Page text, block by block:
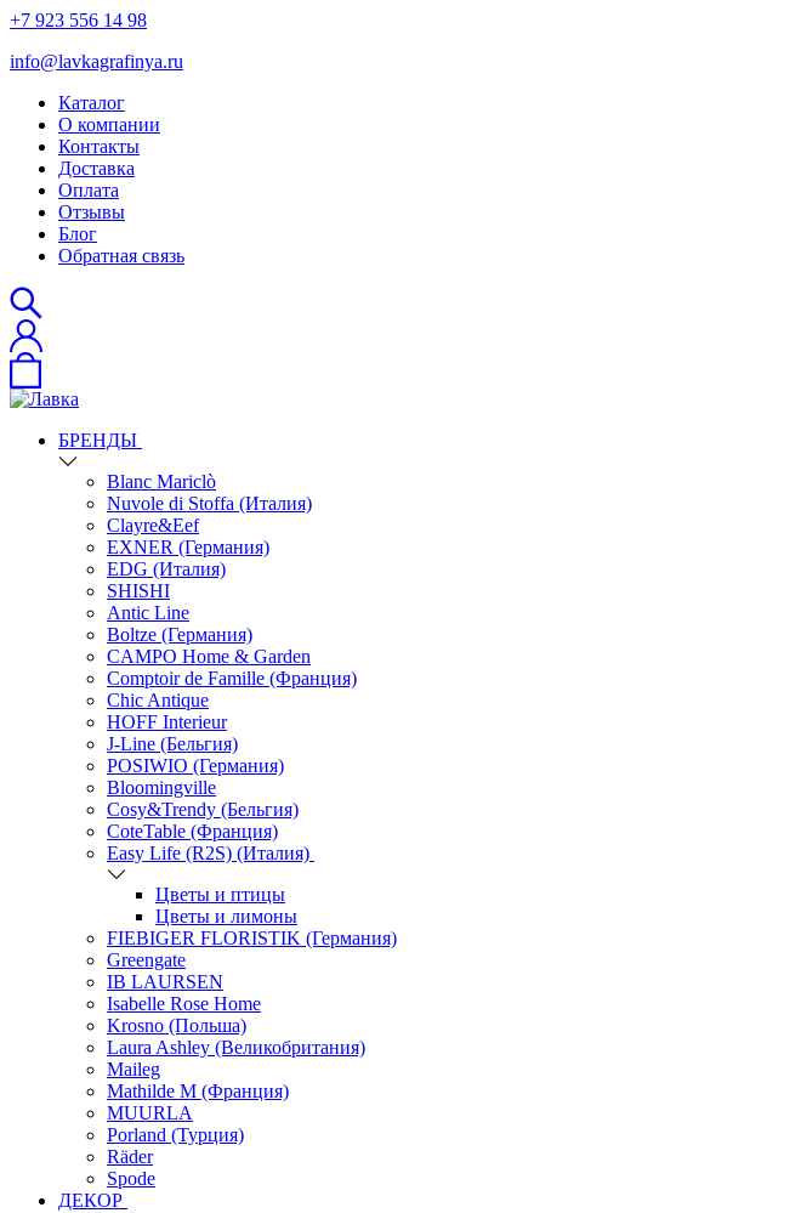
+7 923 556 14 98
info@lavkagrafinya.ru
Каталог
О компании
Контакты
Доставка
Оплата
Отзывы
Блог
Обратная связь
БРЕНДЫ
Blanc Mariclò
Nuvole di Stoffa (Италия)
Clayre&Eef
EXNER (Германия)
EDG (Италия)
SHISHI
Antic Line
Boltze (Германия)
CAMPO Home & Garden
Comptoir de Famille (Франция)
Chic Antique
HOFF Interieur
J-Line (Бельгия)
POSIWIO (Германия)
Bloomingville
Cosy&Trendy (Бельгия)
CoteTable (Франция)
Easy Life (R2S) (Италия)
Цветы и птицы
Цветы и лимоны
FIEBIGER FLORISTIK (Германия)
Greengate
IB LAURSEN
Isabelle Rose Home
Krosno (Польша)
Laura Ashley (Великобритания)
Maileg
Mathilde M (Франция)
MUURLA
Porland (Турция)
Räder
Spode
ДЕКОР